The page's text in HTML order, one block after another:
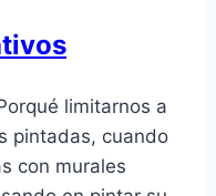
limitarnos a
pintadas, cuando
con murales